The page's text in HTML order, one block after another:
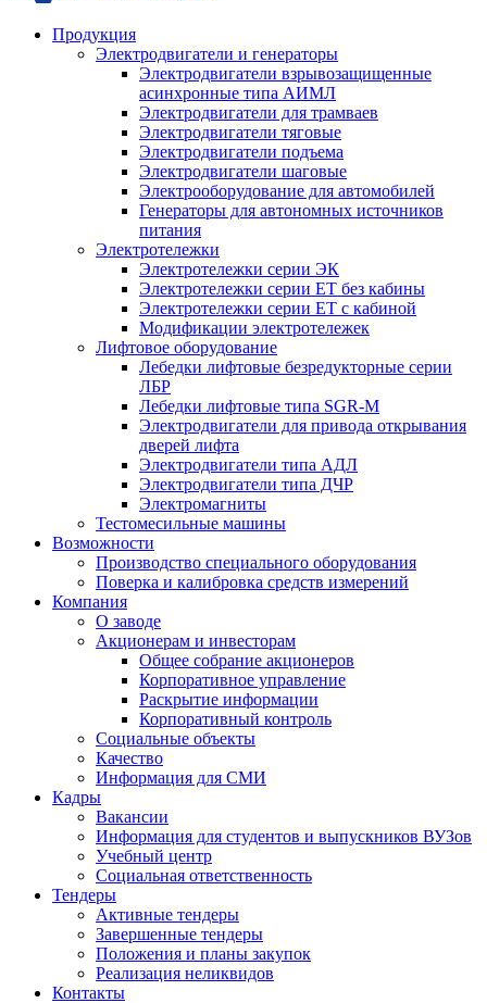
Продукция
Электродвигатели и генераторы
Электродвигатели взрывозащищенные
асинхронные типа АИМЛ
Электродвигатели для трамваев
Электродвигатели тяговые
Электродвигатели подъема
Электродвигатели шаговые
Электрооборудование для автомобилей
Генераторы для автономных источников
питания
Электротележки
Электротележки серии ЭК
Электротележки серии ЕТ без кабины
Электротележки серии ЕТ с кабиной
Модификации электротележек
Лифтовое оборудование
Лебедки лифтовые безредукторные серии
ЛБР
Лебедки лифтовые типа SGR-M
Электродвигатели для привода открывания
дверей лифта
Электродвигатели типа АДЛ
Электродвигатели типа ДЧР
Электромагниты
Тестомесильные машины
Возможности
Производство специального оборудования
Поверка и калибровка средств измерений
Компания
О заводе
Акционерам и инвесторам
Общее собрание акционеров
Корпоративное управление
Раскрытие информации
Корпоративный контроль
Социальные объекты
Качество
Информация для СМИ
Кадры
Вакансии
Информация для студентов и выпускников ВУЗов
Учебный центр
Социальная ответственность
Тендеры
Активные тендеры
Завершенные тендеры
Положения и планы закупок
Реализация неликвидов
Контакты